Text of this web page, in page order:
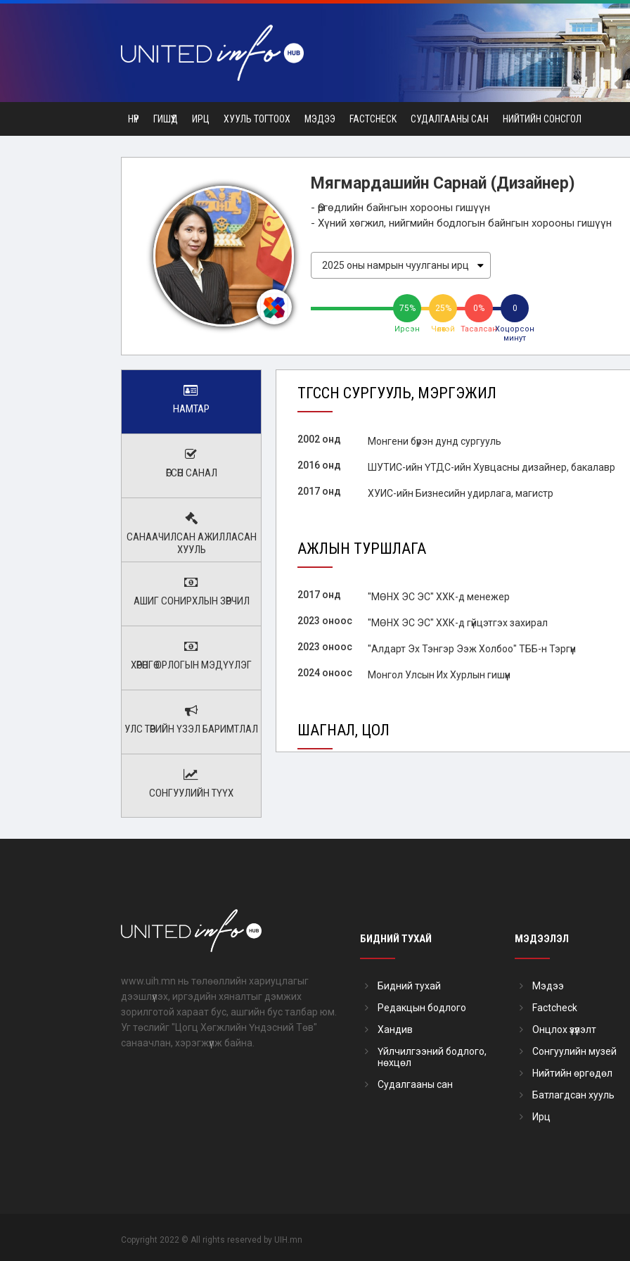
НҮҮР ГИШҮҮД ИРЦ ХУУЛЬ ТОГТООХ МЭДЭЭ FACTCHECK СУДАЛГААНЫ САН НИЙТИЙН СОНСГОЛ
Мягмардашийн Сарнай (Дизайнер)
- Өргөдлийн байнгын хорооны гишүүн
- Хүний хөгжил, нийгмийн бодлогын байнгын хорооны гишүүн
75%
Ирсэн
25%
Чөлөөтэй
0%
Тасалсан
0
Хоцорсон
минут
НАМТАР
ӨГСӨН САНАЛ
САНААЧИЛСАН АЖИЛЛАСАН
ХУУЛЬ
АШИГ СОНИРХЛЫН ЗӨРЧИЛ
ХӨРӨНГӨ ОРЛОГЫН МЭДҮҮЛЭГ
УЛС ТӨРИЙН ҮЗЭЛ БАРИМТЛАЛ
СОНГУУЛИЙН ТҮҮХ
ТӨГССӨН СУРГУУЛЬ, МЭРГЭЖИЛ
2002 онд Монгени бүрэн дунд сургууль
2016 онд ШУТИС-ийн ҮТДС-ийн Хувцасны дизайнер, бакалавр
2017 онд ХУИС-ийн Бизнесийн удирлага, магистр
АЖЛЫН ТУРШЛАГА
2017 онд "МӨНХ ЭС ЭС" ХХК-д менежер
2023 оноос "МӨНХ ЭС ЭС" ХХК-д гүйцэтгэх захирал
2023 оноос "Алдарт Эх Тэнгэр Ээж Холбоо" ТББ-н Тэргүүн
2024 оноос Монгол Улсын Их Хурлын гишүүн
ШАГНАЛ, ЦОЛ
www.uih.mn нь төлөөллийн хариуцлагыг
дээшлүүлэх, иргэдийн хяналтыг дэмжих
зорилготой хараат бус, ашгийн бус талбар юм.
Уг төслийг "Цогц Хөгжлийн Үндэсний Төв"
санаачлан, хэрэгжүүлж байна.
БИДНИЙ ТУХАЙ
Бидний тухай
Редакцын бодлого
Хандив
Үйлчилгээний бодлого,
нөхцөл
Судалгааны сан
МЭДЭЭЛЭЛ
Мэдээ
Factcheck
Онцлох үзүүлэлт
Сонгуулийн музей
Нийтийн өргөдөл
Батлагдсан хууль
Ирц
Copyright 2022 © All rights reserved by UIH.mn